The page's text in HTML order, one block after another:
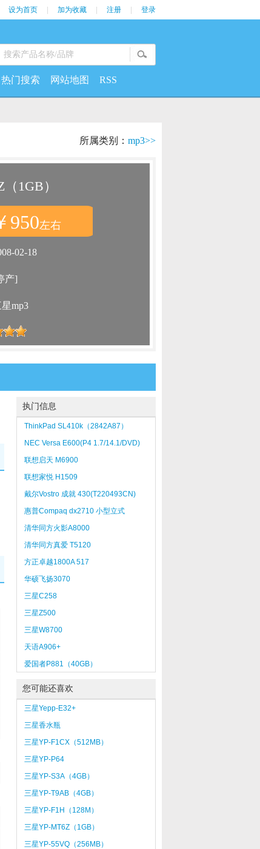
设为首页 加为收藏 注册 登录
热门搜索 网站地图 RSS
所属类别： mp3>>
1GB）
950左右
02-18
产]
星mp3
执门信息
ThinkPad SL410k（2842A87）
NEC Versa E600(P4 1.7/14.1/DVD)
联想启天 M6900
联想家悦 H1509
戴尔Vostro 成就 430(T220493CN)
惠普Compaq dx2710 小型立式
（FP013PA#AB2）
清华同方火影A8000
清华同方真爱 T5120
方正卓越1800A 517
华硕飞扬3070
三星C258
三星Z500
三星W8700
天语A906+
爱国者P881（40GB）
您可能还喜欢
三星Yepp-E32+
三星香水瓶
三星YP-F1CX（512MB）
三星YP-P64
三星YP-S3A（4GB）
三星YP-T9AB（4GB）
三星YP-F1H（128M）
三星YP-MT6Z（1GB）
三星YP-55VQ（256MB）